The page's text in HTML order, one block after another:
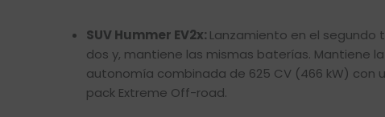
SUV Hummer EV2x: Lanzamiento en el segundo
dos y, mantiene las mismas baterías. Mantiene
autonomía combinada de 625 CV (466 kW) con
pack Extreme Off-road.